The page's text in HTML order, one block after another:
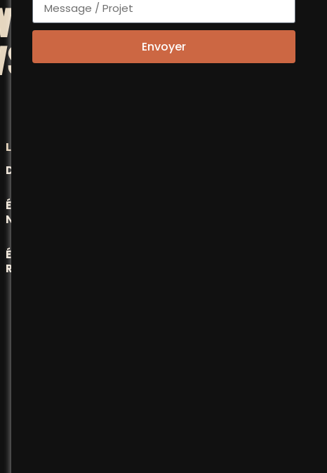
+
L'ACTUALITÉ
DERNIÈRES ACTUS
ÉVÉNEMENTS
NATIONAUX
ÉVÉNEMENTS
RÉGIONNAUX
Envoyer